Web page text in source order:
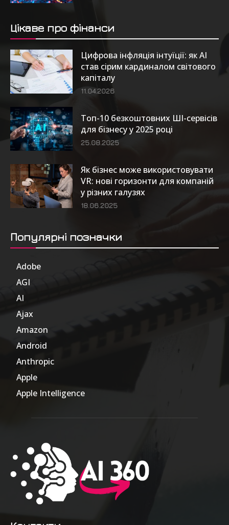
Цікаве про фінанси
Цифрова інфляція інтуїції: як AI
став сірим кардиналом світового
капіталу
11.04.2026
Топ-10 безкоштовних ШІ-сервісів
для бізнесу у 2025 році
25.08.2025
Як бізнес може використовувати
VR: нові горизонти для компаній
у різних галузях
18.06.2025
Популярні позначки
Adobe
AGI
AI
Ajax
Amazon
Android
Anthropic
Apple
Apple Intelligence